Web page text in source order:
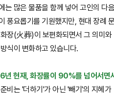
는 많은 물품을 함께 넣어 고인의 다음
풍요롭기를 기원했지만, 현대 장례
장(火葬)이 보편화되면서 그 의미와
식이 변화하고 있습니다.
현재, 화장률이 90%를 넘어서면
비는 '더하기'가 아닌 '빼기'의 지혜가